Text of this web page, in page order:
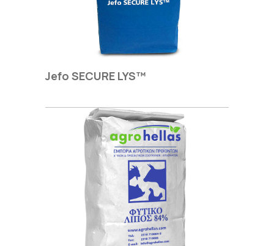
Jefo SECURE LYS™